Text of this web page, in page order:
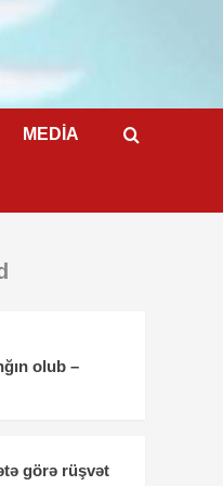
MEDİA
olub –
görə rüşvət